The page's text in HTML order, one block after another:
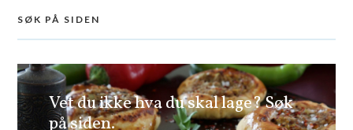
SØK PÅ SIDEN
Vet du ikke hva du skal lage? Søk
på siden.